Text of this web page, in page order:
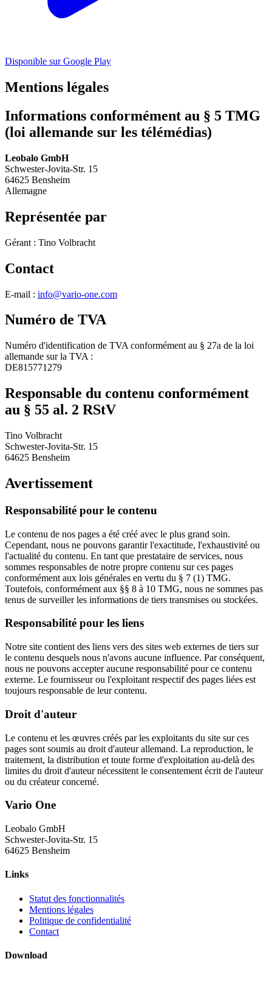
Disponible sur Google Play
Mentions légales
Informations conformément au § 5 TMG
(loi allemande sur les télémédias)
Leobalo GmbH
Schwester-Jovita-Str. 15
64625 Bensheim
Allemagne
Représentée par
Gérant : Tino Volbracht
Contact
E-mail : info@vario-one.com
Numéro de TVA
Numéro d'identification de TVA conformément au § 27a de la loi
allemande sur la TVA :
DE815771279
Responsable du contenu conformément
au § 55 al. 2 RStV
Tino Volbracht
Schwester-Jovita-Str. 15
64625 Bensheim
Avertissement
Responsabilité pour le contenu
Le contenu de nos pages a été créé avec le plus grand soin.
Cependant, nous ne pouvons garantir l'exactitude, l'exhaustivité ou
l'actualité du contenu. En tant que prestataire de services, nous
sommes responsables de notre propre contenu sur ces pages
conformément aux lois générales en vertu du § 7 (1) TMG.
Toutefois, conformément aux §§ 8 à 10 TMG, nous ne sommes pas
tenus de surveiller les informations de tiers transmises ou stockées.
Responsabilité pour les liens
Notre site contient des liens vers des sites web externes de tiers sur
le contenu desquels nous n'avons aucune influence. Par conséquent,
nous ne pouvons accepter aucune responsabilité pour ce contenu
externe. Le fournisseur ou l'exploitant respectif des pages liées est
toujours responsable de leur contenu.
Droit d'auteur
Le contenu et les œuvres créés par les exploitants du site sur ces
pages sont soumis au droit d'auteur allemand. La reproduction, le
traitement, la distribution et toute forme d'exploitation au-delà des
limites du droit d'auteur nécessitent le consentement écrit de l'auteur
ou du créateur concerné.
Vario One
Leobalo GmbH
Schwester-Jovita-Str. 15
64625 Bensheim
Links
Statut des fonctionnalités
Mentions légales
Politique de confidentialité
Contact
Download